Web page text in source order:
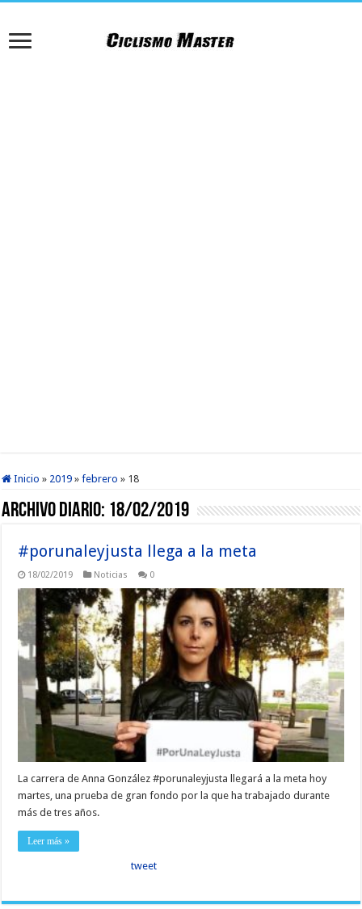
Inicio » 2019 » febrero » 18
Archivo diario: 18/02/2019
#porunaleyjusta llega a la meta
18/02/2019 Noticias 0
La carrera de Anna González #porunaleyjusta llegará a la meta hoy
martes, una prueba de gran fondo por la que ha trabajado durante
más de tres años.
Leer más »
tweet